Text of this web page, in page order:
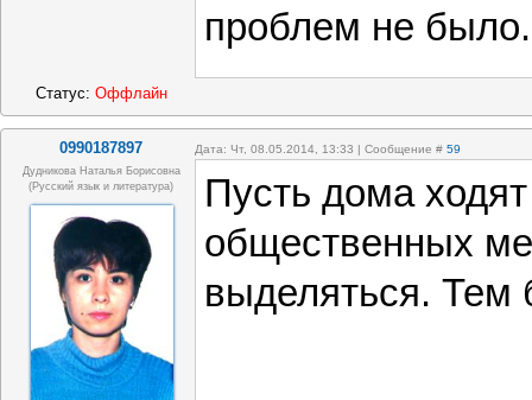
проблем не было.
Статус: Оффлайн
0990187897 Дата: Чт, 08.05.2014, 13:33 | Сообщение # 59
Дудникова Наталья Борисовна
(русский язык и литература)
Пусть дома ходят
общественных
выделяться. Тем